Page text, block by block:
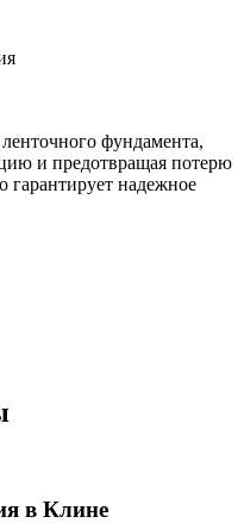
фундамента,
и предотвращая потерю
гарантирует надежное
в Клине